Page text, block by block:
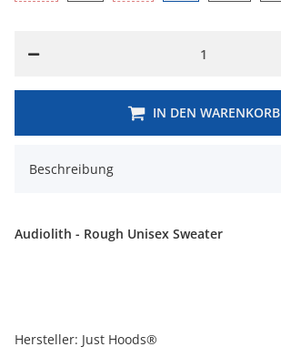
IN DEN WARENKORB
Beschreibung
Audiolith - Rough Unisex Sweater
Hersteller: Just Hoods®